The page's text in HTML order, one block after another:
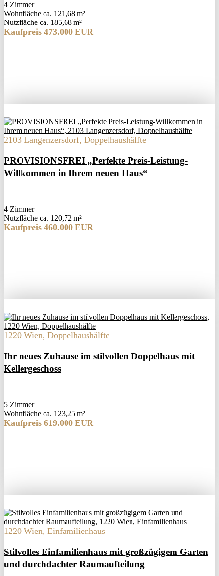
4 Zimmer
Wohnfläche ca. 121,68 m²
Nutzfläche ca. 185,68 m²
Kaufpreis 473.000 EUR
2103 Langenzersdorf, Doppelhaushälfte
PROVISIONSFREI „Perfekte Preis-Leistung-
Willkommen in Ihrem neuen Haus“
4 Zimmer
Nutzfläche ca. 120,72 m²
Kaufpreis 460.000 EUR
1220 Wien, Doppelhaushälfte
Ihr neues Zuhause im stilvollen Doppelhaus mit
Kellergeschoss
5 Zimmer
Wohnfläche ca. 123,25 m²
Kaufpreis 619.000 EUR
1220 Wien, Einfamilienhaus
Stilvolles Einfamilienhaus mit großzügigem Garten
und durchdachter Raumaufteilung